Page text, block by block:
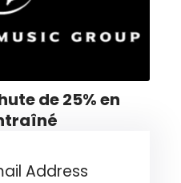
de 25% en
Address